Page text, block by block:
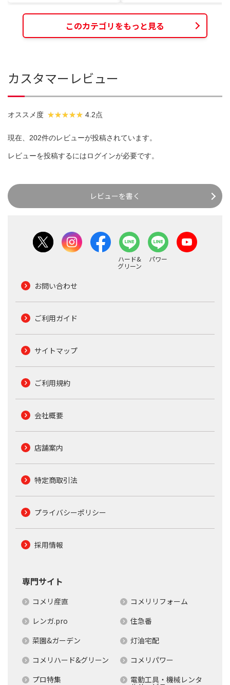
このカテゴリをもっと見る
カスタマーレビュー
オススメ度 4.2点
現在、202件のレビューが投稿されています。
レビューを投稿するにはログインが必要です。
レビューを書く
ハード&
グリーン
パワー
お問い合わせ
ご利用ガイド
サイトマップ
ご利用規約
会社概要
店舗案内
特定商取引法
プライバシーポリシー
採用情報
専門サイト
コメリ産直
コメリリフォーム
レンガ.pro
住急番
菜園&ガーデン
灯油宅配
コメリハード&グリーン
コメリパワー
プロ特集
電動工具・機械レンタ